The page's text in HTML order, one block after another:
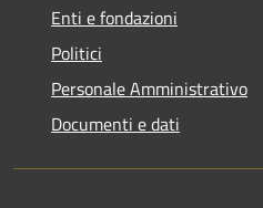
Enti e fondazioni
Politici
Personale Amministrativo
Documenti e dati